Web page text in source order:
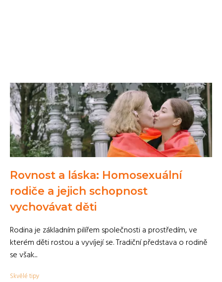
Rovnost a láska: Homosexuální
rodiče a jejich schopnost
vychovávat děti
Rodina je základním pilířem společnosti a prostředím, ve
kterém děti rostou a vyvíjejí se. Tradiční představa o rodině
se však...
Skvělé tipy